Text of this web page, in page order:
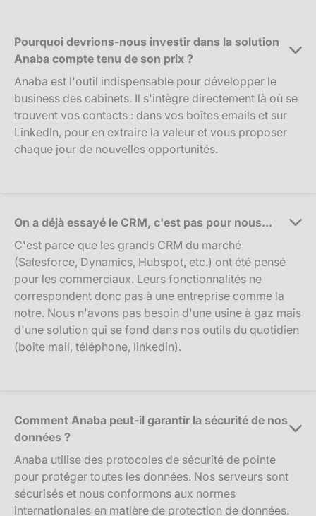
Pourquoi devrions-nous investir dans la solution
Anaba compte tenu de son prix ?
Anaba est l'outil indispensable pour développer le
business des cabinets. Il s'intègre directement là où se
trouvent vos contacts : dans vos boîtes emails et sur
LinkedIn, pour en extraire la valeur et vous proposer
chaque jour de nouvelles opportunités.
On a déjà essayé le CRM, c'est pas pour nous...
C'est parce que les grands CRM du marché
(Salesforce, Dynamics, Hubspot, etc.) ont été pensé
pour les commerciaux. Leurs fonctionnalités ne
correspondent donc pas à une entreprise comme la
notre. Nous n'avons pas besoin d'une usine à gaz mais
d'une solution qui se fond dans nos outils du quotidien
(boite mail, téléphone, linkedin).
Comment Anaba peut-il garantir la sécurité de nos
données ?
Anaba utilise des protocoles de sécurité de pointe
pour protéger toutes les données. Nos serveurs sont
sécurisés et nous conformons aux normes
internationales en matière de protection de données.